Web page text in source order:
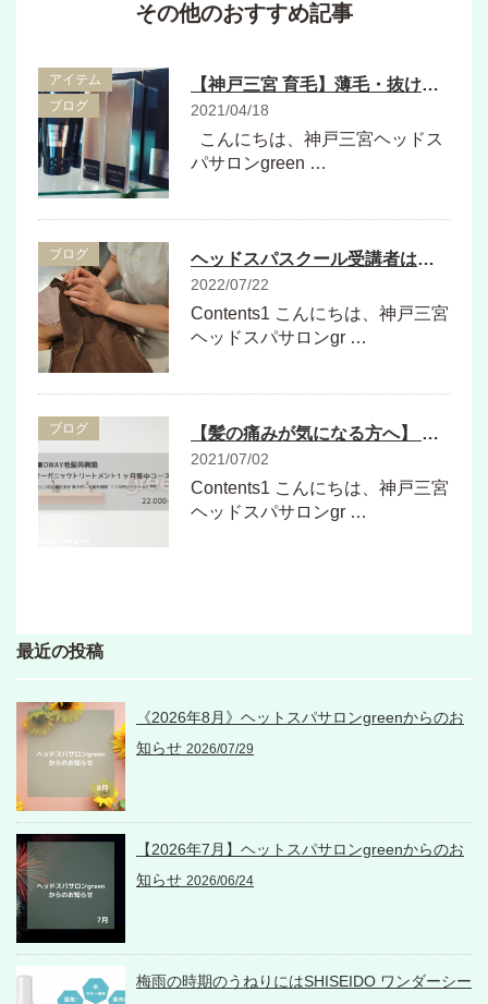
その他のおすすめ記事
アイテム
ブログ
【神戸三宮 育毛】薄毛・抜け毛にお悩みの方へ【モナリ ブラックシリーズ GROWPRO(グロープロ)】がおすすめ
2021/04/18
こんにちは、神戸三宮ヘッドス
パサロンgreen …
ブログ ヘッドスパスクール受講者は是非他のスクールの方のモデルになってください！
2022/07/22
Contents1 こんにちは、神戸三宮
ヘッドスパサロンgr …
ブログ 【髪の痛みが気になる方へ】 OWAY毛髪内部再構築トリートメント １ヶ月集中コースがおすすめです
2021/07/02
Contents1 こんにちは、神戸三宮
ヘッドスパサロンgr …
最近の投稿
《2026年8月》ヘットスパサロンgreenからのお
知らせ 2026/07/29
【2026年7月】ヘットスパサロンgreenからのお
知らせ 2026/06/24
梅雨の時期のうねりにはSHISEIDO ワンダーシー